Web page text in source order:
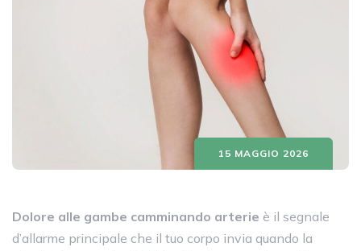
15 MAGGIO 2026
Dolore alle gambe camminando arterie è il segnale
d’allarme principale che il tuo corpo invia quando la